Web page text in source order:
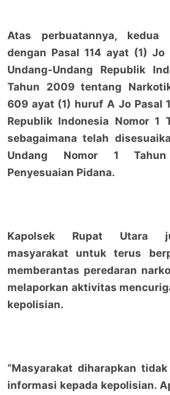
Atas perbuatannya, kedua
dengan Pasal 114 ayat (1) Jo
Undang-Undang Republik
Tahun 2009 tentang
609 ayat (1) huruf A Jo Pasal
Republik Indonesia Nomor 1
sebagaimana telah
Undang Nomor 1
Penyesuaian Pidana.
Kapolsek Rupat Utara
masyarakat untuk terus
memberantas peredaran
melaporkan aktivitas
kepolisian.
“Masyarakat diharapkan
informasi kepada kepolisian.